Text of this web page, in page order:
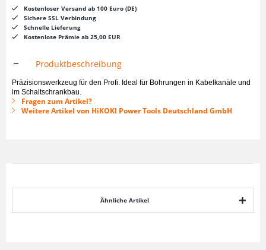
Kostenloser Versand ab 100 Euro (DE)
Sichere SSL Verbindung
Schnelle Lieferung
Kostenlose Prämie ab 25,00 EUR
Produktbeschreibung
Präzisionswerkzeug für den Profi. Ideal für Bohrungen in Kabelkanäle und
im Schaltschrankbau.
Fragen zum Artikel?
Weitere Artikel von HiKOKI Power Tools Deutschland GmbH
Ähnliche Artikel